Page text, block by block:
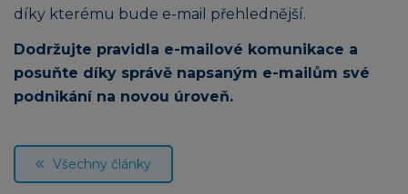
díky kterému bude e-mail přehlednější.
Dodržujte pravidla e-mailové komunikace a
posuňte díky správě napsaným e-mailům své
podnikání na novou úroveň.
Všechny články